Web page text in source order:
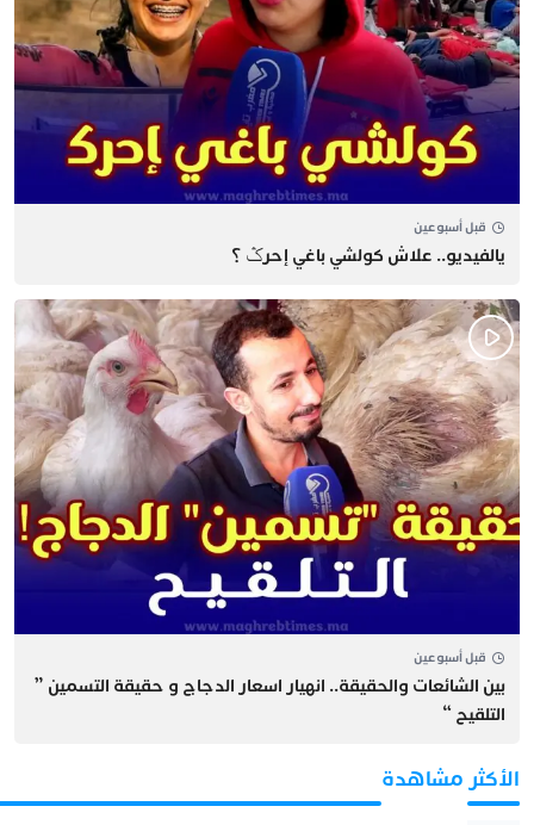
قبل أسبوعين
يالفيديو.. علاش كولشي باغي إحرݣ ؟
قبل أسبوعين
بين الشائعات والحقيقة.. انهيار اسعار الدجاج و حقيقة التسمين ”
التلقيح “
الأكثر مشاهدة